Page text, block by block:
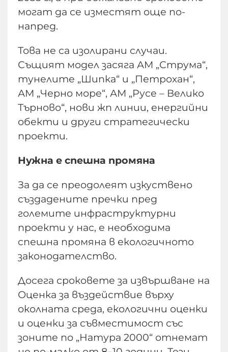
могат да се изместят още по-
напред.
Това не са изолирани случаи.
Същият модел засяга АМ „Струма“,
тунелите „Шипка“ и „Петрохан“,
АМ „Черно море“, АМ „Русе – Велико
Търново“, нови жп линии, енергийни
обекти и други стратегически
проекти.
Нужна е спешна промяна
За да се преодолеят изкуствено
създадените пречки пред
големите инфраструктурни
проекти у нас, е необходима
спешна промяна в екологичното
законодателство.
Досега сроковете за извършване на
Оценка за въздействие върху
околната среда, екологични оценки
и оценки за съвместимост със
зоните по „Натура 2000“ отнемат